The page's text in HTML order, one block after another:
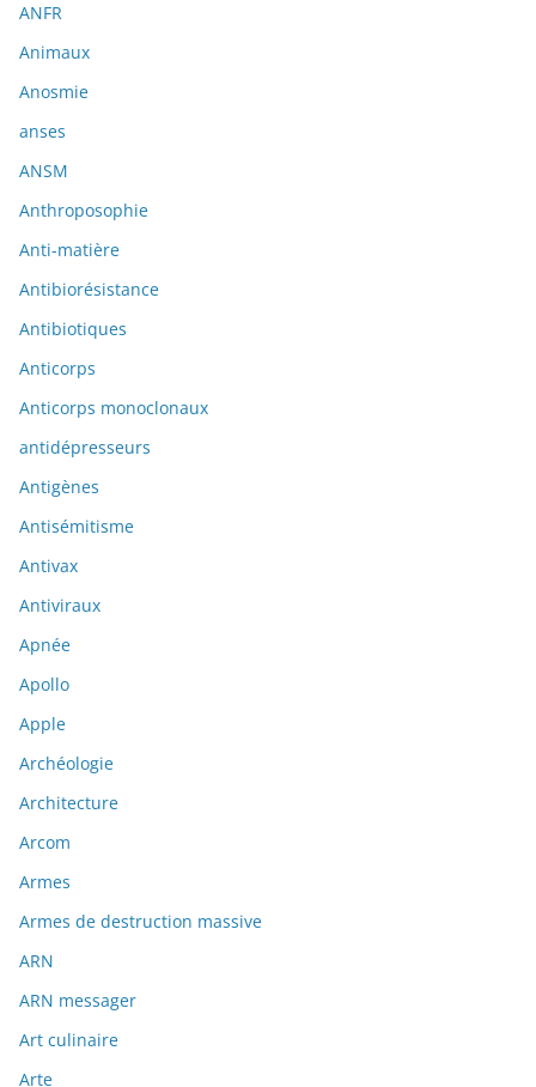
ANFR
Animaux
Anosmie
anses
ANSM
Anthroposophie
Anti-matière
Antibiorésistance
Antibiotiques
Anticorps
Anticorps monoclonaux
antidépresseurs
Antigènes
Antisémitisme
Antivax
Antiviraux
Apnée
Apollo
Apple
Archéologie
Architecture
Arcom
Armes
Armes de destruction massive
ARN
ARN messager
Art culinaire
Arte